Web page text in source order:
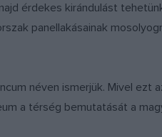
érdekes kirándulást
panellakásainak
néven ismerjük. Mivel ezt
a térség bemutatását a